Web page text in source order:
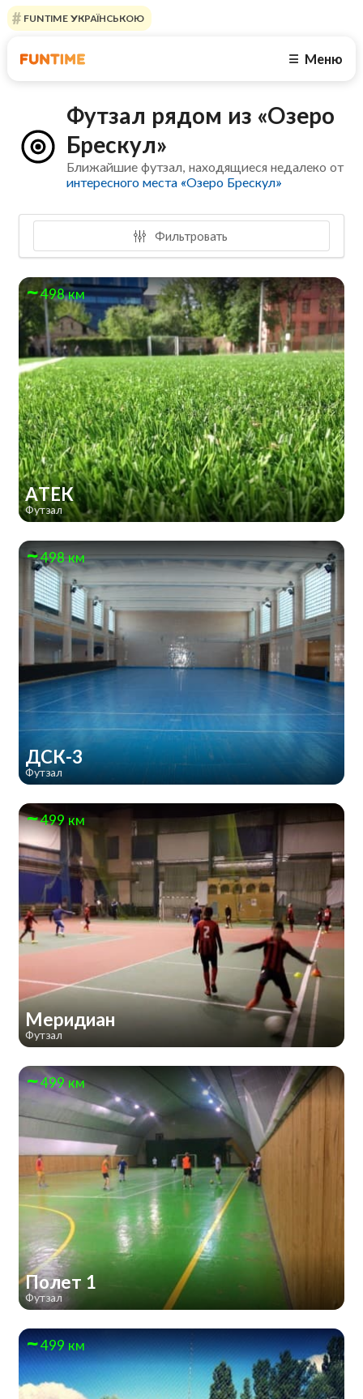
FUNTIME УКРАЇНСЬКОЮ
☰ Меню
Футзал рядом из «Озеро
Брескул»
Ближайшие футзал, находящиеся недалеко от
интересного места «Озеро Брескул»
Фильтровать
498 км
АТЕК
Футзал
498 км
ДСК-3
Футзал
499 км
Меридиан
Футзал
499 км
Полет 1
Футзал
499 км